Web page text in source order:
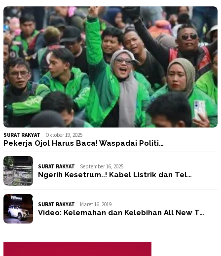
SURAT RAKYAT Oktober 19, 2025
Pekerja Ojol Harus Baca! Waspadai Politi…
SURAT RAKYAT September 16, 2025
Ngerih Kesetrum..! Kabel Listrik dan Tel…
SURAT RAKYAT Maret 16, 2019
Video: Kelemahan dan Kelebihan All New T…